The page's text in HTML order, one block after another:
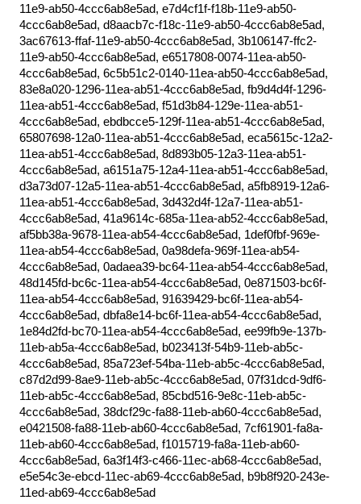
11e9-ab50-4ccc6ab8e5ad, e7d4cf1f-f18b-11e9-ab50-
4ccc6ab8e5ad, d8aacb7c-f18c-11e9-ab50-4ccc6ab8e5ad,
3ac67613-ffaf-11e9-ab50-4ccc6ab8e5ad, 3b106147-ffc2-
11e9-ab50-4ccc6ab8e5ad, e6517808-0074-11ea-ab50-
4ccc6ab8e5ad, 6c5b51c2-0140-11ea-ab50-4ccc6ab8e5ad,
83e8a020-1296-11ea-ab51-4ccc6ab8e5ad, fb9d4d4f-1296-
11ea-ab51-4ccc6ab8e5ad, f51d3b84-129e-11ea-ab51-
4ccc6ab8e5ad, ebdbcce5-129f-11ea-ab51-4ccc6ab8e5ad,
65807698-12a0-11ea-ab51-4ccc6ab8e5ad, eca5615c-12a2-
11ea-ab51-4ccc6ab8e5ad, 8d893b05-12a3-11ea-ab51-
4ccc6ab8e5ad, a6151a75-12a4-11ea-ab51-4ccc6ab8e5ad,
d3a73d07-12a5-11ea-ab51-4ccc6ab8e5ad, a5fb8919-12a6-
11ea-ab51-4ccc6ab8e5ad, 3d432d4f-12a7-11ea-ab51-
4ccc6ab8e5ad, 41a9614c-685a-11ea-ab52-4ccc6ab8e5ad,
af5bb38a-9678-11ea-ab54-4ccc6ab8e5ad, 1def0fbf-969e-
11ea-ab54-4ccc6ab8e5ad, 0a98defa-969f-11ea-ab54-
4ccc6ab8e5ad, 0adaea39-bc64-11ea-ab54-4ccc6ab8e5ad,
48d145fd-bc6c-11ea-ab54-4ccc6ab8e5ad, 0e871503-bc6f-
11ea-ab54-4ccc6ab8e5ad, 91639429-bc6f-11ea-ab54-
4ccc6ab8e5ad, dbfa8e14-bc6f-11ea-ab54-4ccc6ab8e5ad,
1e84d2fd-bc70-11ea-ab54-4ccc6ab8e5ad, ee99fb9e-137b-
11eb-ab5a-4ccc6ab8e5ad, b023413f-54b9-11eb-ab5c-
4ccc6ab8e5ad, 85a723ef-54ba-11eb-ab5c-4ccc6ab8e5ad,
c87d2d99-8ae9-11eb-ab5c-4ccc6ab8e5ad, 07f31dcd-9df6-
11eb-ab5c-4ccc6ab8e5ad, 85cbd516-9e8c-11eb-ab5c-
4ccc6ab8e5ad, 38dcf29c-fa88-11eb-ab60-4ccc6ab8e5ad,
e0421508-fa88-11eb-ab60-4ccc6ab8e5ad, 7cf61901-fa8a-
11eb-ab60-4ccc6ab8e5ad, f1015719-fa8a-11eb-ab60-
4ccc6ab8e5ad, 6a3f14f3-c466-11ec-ab68-4ccc6ab8e5ad,
e5e54c3e-ebcd-11ec-ab69-4ccc6ab8e5ad, b9b8f920-243e-
11ed-ab69-4ccc6ab8e5ad